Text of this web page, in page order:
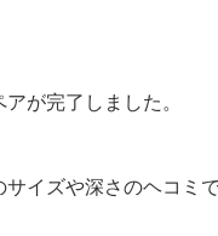
が完了しました。
サイズや深さのヘコミ